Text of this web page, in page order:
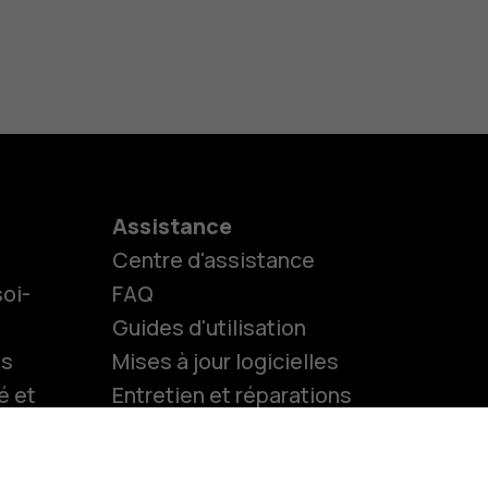
et
Assistance
Centre d'assistance
FAQ
Guides d'utilisation
Mises à jour logicielles
Entretien et réparations